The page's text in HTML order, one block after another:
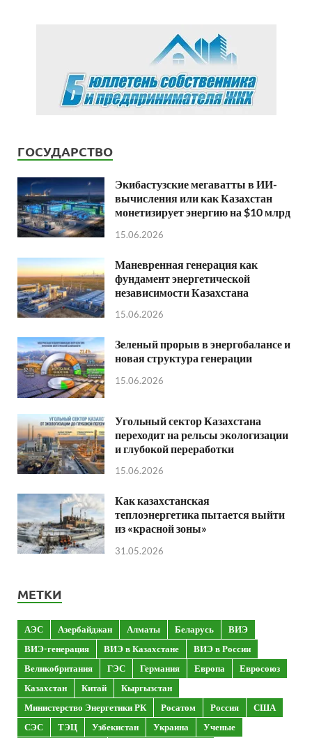
ГОСУДАРСТВО
Экибастузские мегаватты в ИИ-
вычисления или как Казахстан
монетизирует энергию на $10 млрд
15.06.2026
Маневренная генерация как
фундамент энергетической
независимости Казахстана
15.06.2026
Зеленый прорыв в энергобалансе и
новая структура генерации
15.06.2026
Угольный сектор Казахстана
переходит на рельсы экологизации
и глубокой переработки
15.06.2026
Как казахстанская
теплоэнергетика пытается выйти
из «красной зоны»
31.05.2026
МЕТКИ
АЭС Азербайджан Алматы Беларусь
ВИЭ
ВИЭ-генерация
ВИЭ в Казахстане
ВИЭ в России
Великобритания
ГЭС Германия Европа
Евросоюз
Казахстан
Китай
Кыргызстан
Министерство Энергетики РК
Росатом Россия
США
СЭС
ТЭЦ Узбекистан Украина
Ученые